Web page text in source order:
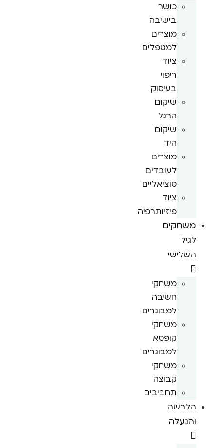
כושר
בישיבה
מוצרים
למטפלים
ציוד
ריפוי
בעיסוק
שיקום
הרגל
שיקום
היד
מוצרים
לעובדים
סוציאליים
ציוד
פיזיותרפיה
משחקים
לגיל
השלישי
משחקי
חשיבה
למבוגרים
משחקי
קופסא
למבוגרים
משחקי
קבוצה
תחביבים
הלבשה
והנעלה